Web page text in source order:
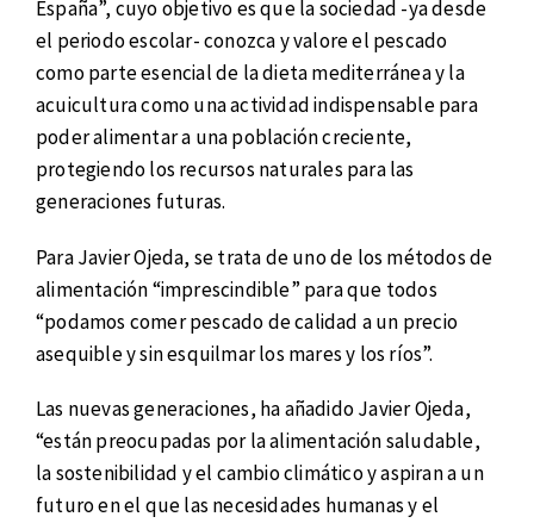
España”, cuyo objetivo es que la sociedad -ya desde
el periodo escolar- conozca y valore el pescado
como parte esencial de la dieta mediterránea y la
acuicultura como una actividad indispensable para
poder alimentar a una población creciente,
protegiendo los recursos naturales para las
generaciones futuras.
Para Javier Ojeda, se trata de uno de los métodos de
alimentación “imprescindible” para que todos
“podamos comer pescado de calidad a un precio
asequible y sin esquilmar los mares y los ríos”.
Las nuevas generaciones, ha añadido Javier Ojeda,
“están preocupadas por la alimentación saludable,
la sostenibilidad y el cambio climático y aspiran a un
futuro en el que las necesidades humanas y el